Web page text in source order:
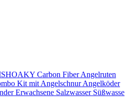
Carbon Fiber Angelruten
Kit mit Angelschnur Angelköder
Erwachsene Salzwasser Süßwasse